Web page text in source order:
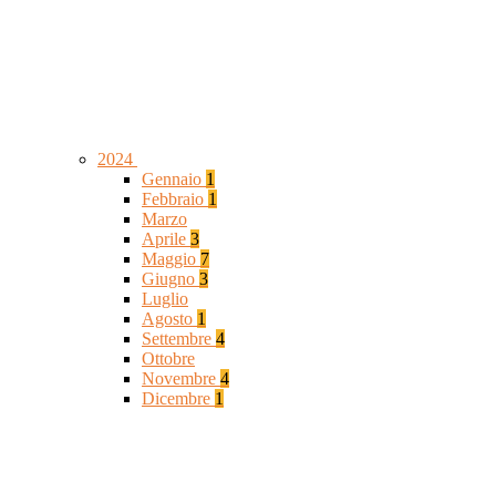
2024
Gennaio 1
Febbraio 1
Marzo
Aprile 3
Maggio 7
Giugno 3
Luglio
Agosto 1
Settembre 4
Ottobre
Novembre 4
Dicembre 1